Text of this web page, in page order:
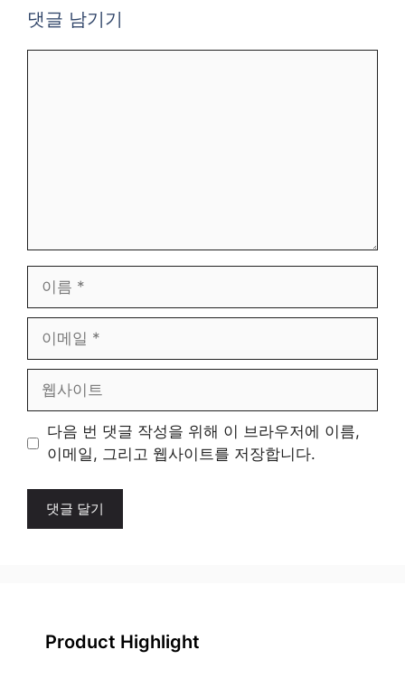
댓글 남기기
일
트
다음 번 댓글 작성을 위해 이 브라우저에 이름,
이메일, 그리고 웹사이트를 저장합니다.
Product Highlight